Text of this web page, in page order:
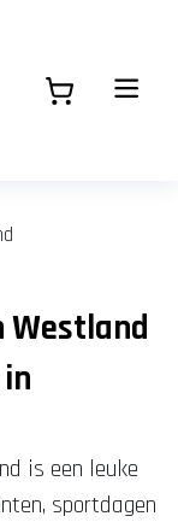
is een leuke
sportdagen